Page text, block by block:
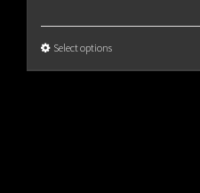
Select options